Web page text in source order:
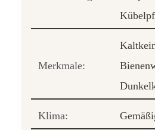
Merkmale:
Klima: